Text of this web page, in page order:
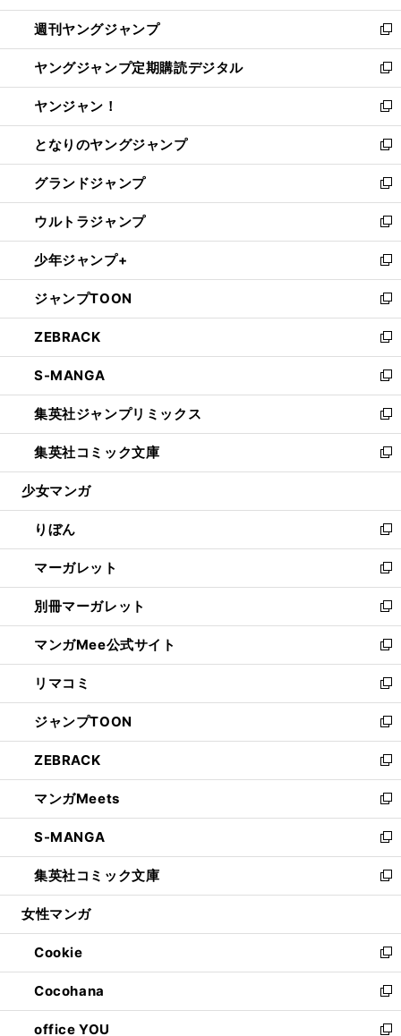
開
く
ウ
で
開
く
ン
ド
ウ
で
開
く
ウ
ィ
ン
ド
ウ
で
開
く
週刊ヤングジャンプ
新
し
い
ウ
ィ
ン
ド
ウ
で
開
く
ヤングジャンプ定期購読デジタル
新
し
い
ウ
ィ
ン
ド
ウ
で
開
く
ヤンジャン！
新
し
い
ウ
ィ
ン
ド
ウ
で
開
く
となりのヤングジャンプ
新
し
い
ウ
ィ
ン
ド
ウ
で
開
く
グランドジャンプ
新
し
い
ウ
ィ
ン
ド
ウ
で
開
く
ウルトラジャンプ
新
し
い
ウ
ィ
ン
ド
ウ
で
開
く
少年ジャンプ+
新
し
い
ウ
ィ
ン
ド
ウ
で
開
く
ジャンプTOON
新
し
い
ウ
ィ
ン
ド
ウ
で
開
ZEBRACK
新
し
い
ウ
ィ
ン
ド
ウ
開
く
S-MANGA
新
し
い
ウ
ィ
ン
ウ
で
開
く
集英社ジャンプリミックス
新
し
い
ウ
ン
ド
ウ
で
開
く
集英社コミック文庫
新
し
ウ
ィ
ン
ド
ウ
で
開
く
少女マンガ
りぼん
新
し
い
ウ
ィ
ン
ド
ウ
で
開
く
マーガレット
新
し
い
ウ
ィ
ン
ド
ウ
で
開
く
別冊マーガレット
新
し
い
ウ
ィ
ン
ド
ウ
で
開
く
マンガMee公式サイト
新
し
い
ウ
ィ
ン
ド
ウ
で
開
く
リマコミ
新
し
い
ウ
ィ
ン
ド
ウ
で
開
く
ジャンプTOON
新
し
い
ウ
ィ
ン
ド
ウ
で
開
ZEBRACK
新
し
い
ウ
ィ
ン
ド
ウ
開
く
マンガMeets
新
し
い
ウ
ィ
ン
ウ
で
開
く
S-MANGA
新
し
い
ウ
ン
ド
ウ
で
開
く
集英社コミック文庫
新
し
ウ
ィ
ン
ド
ウ
で
女性マンガ
Cookie
新
し
い
ウ
ィ
Cocohana
新
し
い
office YOU